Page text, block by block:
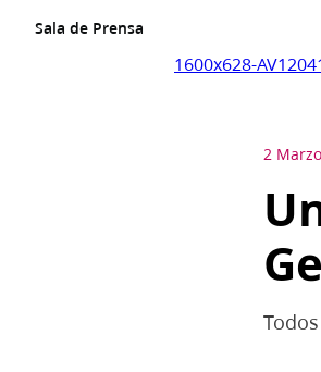
Sala de Prensa
1600x628-
2